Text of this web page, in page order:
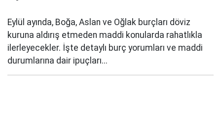
Eylül ayında, Boğa, Aslan ve Oğlak burçları döviz
kuruna aldırış etmeden maddi konularda rahatlıkla
ilerleyecekler. İşte detaylı burç yorumları ve maddi
durumlarına dair ipuçları...